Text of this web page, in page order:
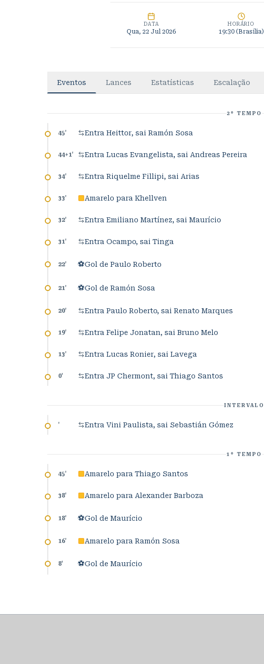
DATA
Qua, 22 Jul 2026
HORÁRIO
19:30(Brasília)
Eventos Lances Estatísticas Escalação
2º TEMPO
45' Entra Heittor, sai Ramón Sosa
44+1' Entra Lucas Evangelista, sai Andreas Pereira
34' Entra Riquelme Fillipi, sai Arias
33' Amarelo para Khellven
32' Entra Emiliano Martínez, sai Maurício
31' Entra Ocampo, sai Tinga
22' ⚽Gol de Paulo Roberto
21' ⚽Gol de Ramón Sosa
20' Entra Paulo Roberto, sai Renato Marques
19' Entra Felipe Jonatan, sai Bruno Melo
13' Entra Lucas Ronier, sai Lavega
0' Entra JP Chermont, sai Thiago Santos
INTERVALO
' Entra Vini Paulista, sai Sebastián Gómez
1º TEMPO
45' Amarelo para Thiago Santos
38' Amarelo para Alexander Barboza
18' ⚽Gol de Maurício
16' Amarelo para Ramón Sosa
8' ⚽Gol de Maurício